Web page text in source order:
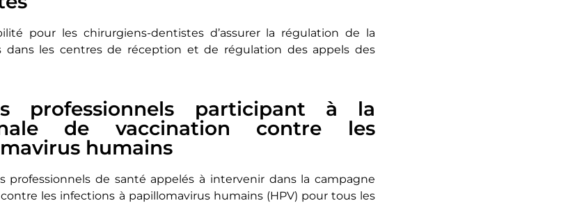
pour les chirurgiens-dentistes d’assurer la régulation de la
dans les centres de réception et de régulation des appels des
professionnels participant à la
de vaccination contre les
humains
professionnels de santé appelés à intervenir dans la campagne
les infections à papillomavirus humains (HPV) pour tous les